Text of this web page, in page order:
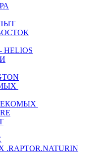
.RAPTOR.NATURIN